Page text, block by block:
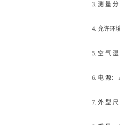
3. 测 量 分
4. 允许环
5. 空 气 湿
6. 电 源：
7. 外 型 尺